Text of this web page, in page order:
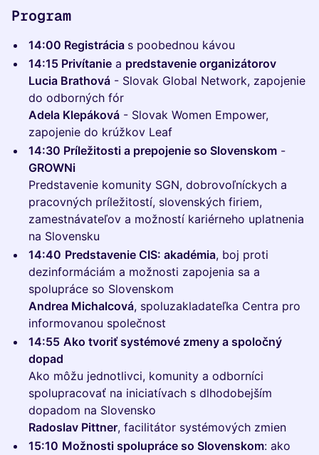
Program
14:00 Registrácia s poobednou kávou
14:15 Privítanie a predstavenie organizátorov
Lucia Brathová - Slovak Global Network, zapojenie
do odborných fór
Adela Klepáková - Slovak Women Empower,
zapojenie do krúžkov Leaf
14:30 Príležitosti a prepojenie so Slovenskom -
GROWNi
Predstavenie komunity SGN, dobrovoľníckych a
pracovných príležitostí, slovenských firiem,
zamestnávateľov a možností kariérneho uplatnenia
na Slovensku
14:40 Predstavenie CIS: akadémia, boj proti
dezinformáciám a možnosti zapojenia sa a
spolupráce so Slovenskom
Andrea Michalcová, spoluzakladateľka Centra pro
informovanou společnost
14:55 Ako tvoriť systémové zmeny a spoločný
dopad
Ako môžu jednotlivci, komunity a odborníci
spolupracovať na iniciatívach s dlhodobejším
dopadom na Slovensko
Radoslav Pittner, facilitátor systémových zmien
15:10 Možnosti spolupráce so Slovenskom: ako